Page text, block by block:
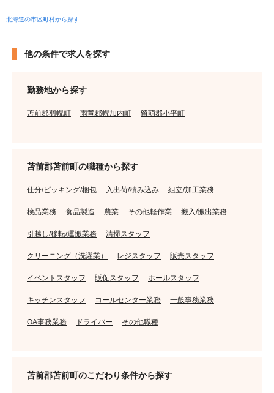
北海道の市区町村から探す
他の条件で求人を探す
勤務地から探す
苫前郡羽幌町 雨竜郡幌加内町 留萌郡小平町
苫前郡苫前町の職種から探す
仕分/ピッキング/梱包 入出荷/積み込み 組立/加工業務
検品業務 食品製造 農業 その他軽作業 搬入/搬出業務
引越し/移転/運搬業務 清掃スタッフ
クリーニング（洗濯業） レジスタッフ 販売スタッフ
イベントスタッフ 販促スタッフ ホールスタッフ
キッチンスタッフ コールセンター業務 一般事務業務
OA事務業務 ドライバー その他職種
苫前郡苫前町のこだわり条件から探す